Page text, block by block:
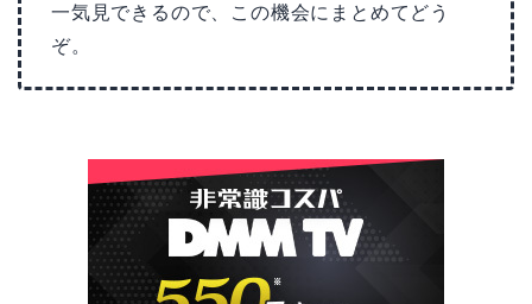
一気見できるので、この機会にまとめてどう
ぞ。